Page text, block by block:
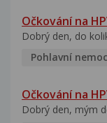
Očkování na
Dobrý den, do
Pohlavní
Očkování na
Dobrý den, mým